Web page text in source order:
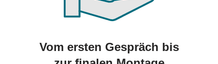
Vom ersten Gespräch bis